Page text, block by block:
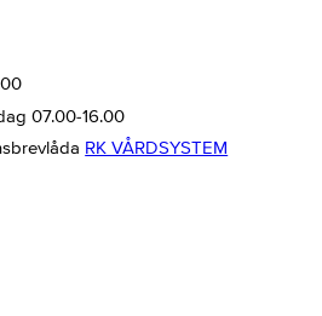
07.00-16.00
RK VÅRDSYSTEM